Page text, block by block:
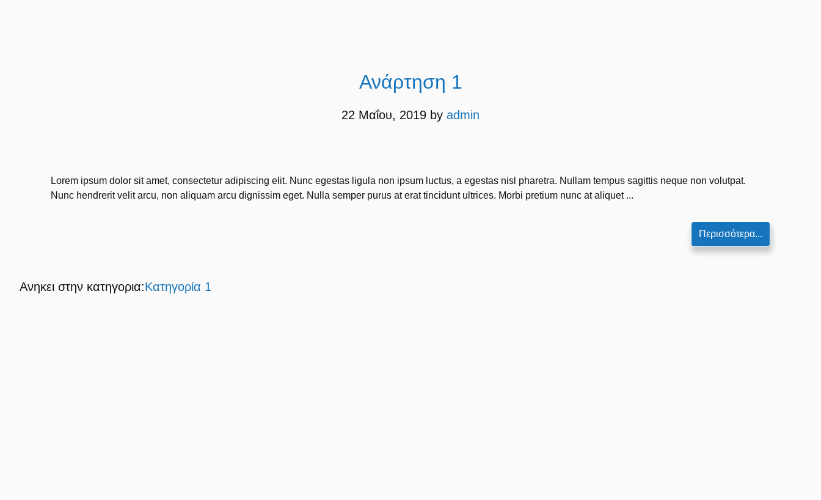
Ανάρτηση 1
22 Μαΐου, 2019 by admin
Lorem ipsum dolor sit amet, consectetur adipiscing elit. Nunc egestas ligula non ipsum luctus, a egestas nisl pharetra. Nullam tempus sagittis neque non volutpat.
Nunc hendrerit velit arcu, non aliquam arcu dignissim eget. Nulla semper purus at erat tincidunt ultrices. Morbi pretium nunc at aliquet ...
Περισσότερα...
Ανηκει στην κατηγορια:Κατηγορία 1